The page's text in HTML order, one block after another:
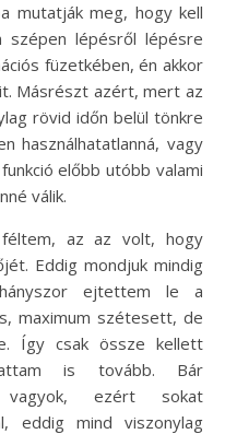
mutatják meg, hogy kell
szépen lépésről lépésre
füzetkében, én akkor
Másrészt azért, mert az
rövid időn belül tönkre
használhatatlanná, vagy
előbb utóbb valami
válik.
az az volt, hogy
Eddig mondjuk mindig
ejtettem le a
maximum szétesett, de
Így csak össze kellett
is tovább. Bár
vagyok, ezért sokat
eddig mind viszonylag